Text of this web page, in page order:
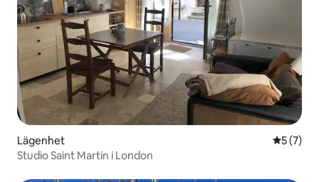
Lägenhet 5 av 5 i
5 (7)
Studio Saint Martin i London